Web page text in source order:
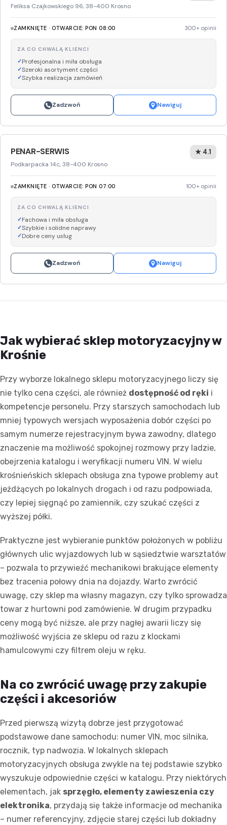
Feliksa Czajkowskiego 96, 38-400 Krosno
ZAMKNIĘTE · OTWARCIE: PON 08:00 300+ opinii
ZA CO CHWALĄ KLIENCI
Profesjonalna i miła obsługa
Szeroki asortyment części
Szybka realizacja zamówień
Zadzwoń Nawiguj
PENAR-SERWIS
Podkarpacka 14c, 38-400 Krosno
★ 4.1
ZAMKNIĘTE · OTWARCIE: PON 07:00 100+ opinii
ZA CO CHWALĄ KLIENCI
Fachowa i miła obsługa
Szybkie i solidne naprawy
Dobre ceny usług
Zadzwoń Nawiguj
Jak wybierać sklep motoryzacyjny w
Krośnie
Przy wyborze lokalnego sklepu motoryzacyjnego liczy się
nie tylko cena części, ale również dostępność od ręki i
kompetencje personelu. Przy starszych samochodach lub
mniej typowych wersjach wyposażenia dobór części po
samym numerze rejestracyjnym bywa zawodny, dlatego
znaczenie ma możliwość spokojnej rozmowy przy ladzie,
obejrzenia katalogu i weryfikacji numeru VIN. W wielu
krośnieńskich sklepach obsługa zna typowe problemy aut
jeżdżących po lokalnych drogach i od razu podpowiada,
czy lepiej sięgnąć po zamiennik, czy szukać części z
wyższej półki.
Praktyczne jest wybieranie punktów położonych w pobliżu
głównych ulic wyjazdowych lub w sąsiedztwie warsztatów
– pozwala to przywieźć mechanikowi brakujące elementy
bez tracenia połowy dnia na dojazdy. Warto zwrócić
uwagę, czy sklep ma własny magazyn, czy tylko sprowadza
towar z hurtowni pod zamówienie. W drugim przypadku
ceny mogą być niższe, ale przy nagłej awarii liczy się
możliwość wyjścia ze sklepu od razu z klockami
hamulcowymi czy filtrem oleju w ręku.
Na co zwrócić uwagę przy zakupie
części i akcesoriów
Przed pierwszą wizytą dobrze jest przygotować
podstawowe dane samochodu: numer VIN, moc silnika,
rocznik, typ nadwozia. W lokalnych sklepach
motoryzacyjnych obsługa zwykle na tej podstawie szybko
wyszukuje odpowiednie części w katalogu. Przy niektórych
elementach, jak sprzęgło, elementy zawieszenia czy
elektronika, przydają się także informacje od mechanika
– numer referencyjny, zdjęcie starej części lub dokładny